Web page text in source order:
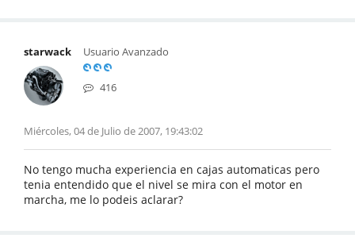
starwack Usuario Avanzado
416
Miércoles, 04 de Julio de 2007, 19:43:02
No tengo mucha experiencia en cajas automaticas pero
tenia entendido que el nivel se mira con el motor en
marcha, me lo podeis aclarar?